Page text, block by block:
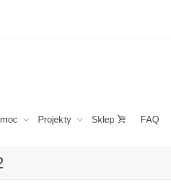
Projekty Sklep FAQ